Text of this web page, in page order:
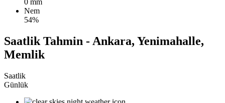
Nem
54%
Saatlik Tahmin - Ankara, Yenimahalle,
Memlik
Saatlik
Günlük